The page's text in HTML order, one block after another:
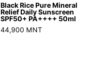
Black Rice Pure Mineral
Relief Daily Sunscreen
SPF50+ PA++++ 50ml
44,900 MNT